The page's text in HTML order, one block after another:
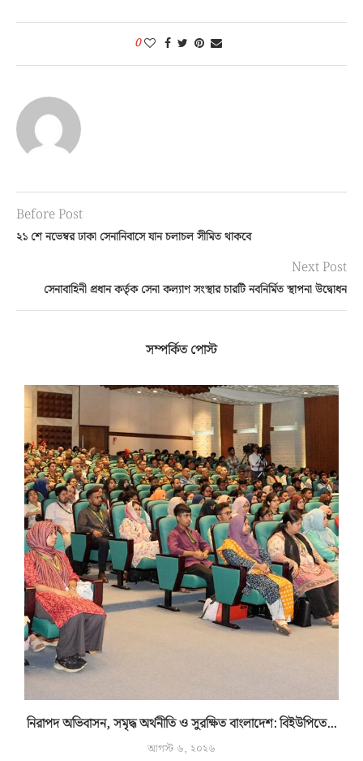
0
Before Post
২১ শে নভেম্বর ঢাকা সেনানিবাসে যান চলাচল সীমিত থাকবে
Next Post
সেনাবাহিনী প্রধান কর্তৃক সেনা কল্যাণ সংস্থার চারটি নবনির্মিত স্থাপনা উদ্বোধন
সম্পর্কিত পোস্ট
নিরাপদ অভিবাসন, সমৃদ্ধ অর্থনীতি ও সুরক্ষিত বাংলাদেশ: বিইউপিতে...
আগস্ট ৬, ২০২৬